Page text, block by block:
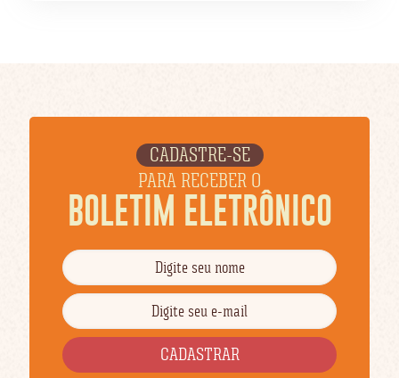
CADASTRE-SE
PARA RECEBER O
BOLETIM ELETRÔNICO